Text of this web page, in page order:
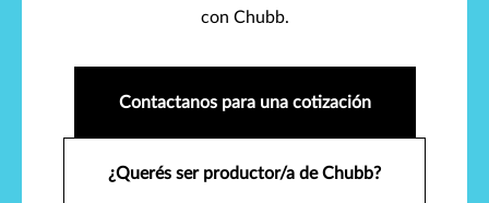
con Chubb.
Contactanos para una cotización
¿Querés ser productor/a de Chubb?